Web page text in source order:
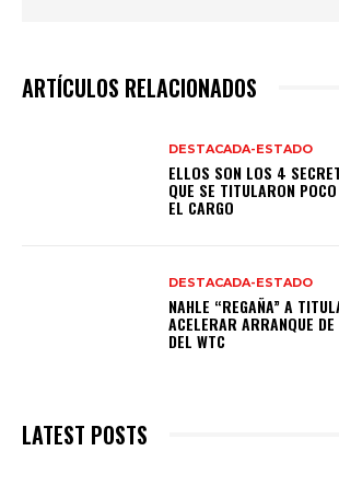
ARTÍCULOS RELACIONADOS
DESTACADA-ESTADO
ELLOS SON LOS 4
QUE SE TITULARON
EL CARGO
DESTACADA-ESTADO
NAHLE “REGAÑA” A
ACELERAR ARRANQUE
DEL WTC
LATEST POSTS